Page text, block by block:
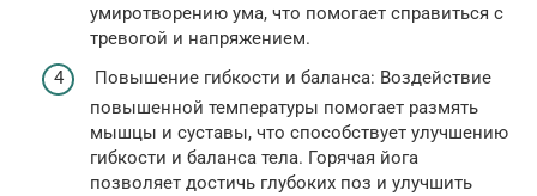
умиротворению ума, что помогает справиться с
тревогой и напряжением.
Повышение гибкости и баланса: Воздействие
повышенной температуры помогает размять
мышцы и суставы, что способствует улучшению
гибкости и баланса тела. Горячая йога
позволяет достичь глубоких поз и улучшить